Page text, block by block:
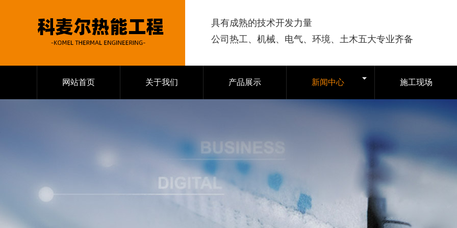
具有成熟的技术开发力量
公司热工、机械、电气、环境、土木五大专业齐备
网站首页 关于我们 产品展示 新闻中心 施工现场